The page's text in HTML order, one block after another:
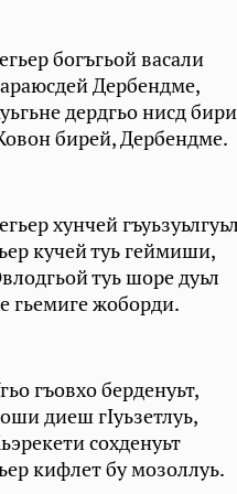
богъгьой васали
Дербендме,
дердгьо нисд
бирей, Дербендме.
хунчей
кучей туь геймиши,
туь шоре дуьл
гьемиге жоборди.
гъовхо берденуьт,
диеш гIуьзетлуь,
сохденуьт
кифлет бу мозоллуь.